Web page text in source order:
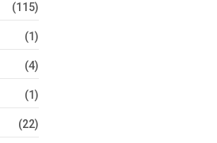
(115)
(1)
(4)
(1)
(22)